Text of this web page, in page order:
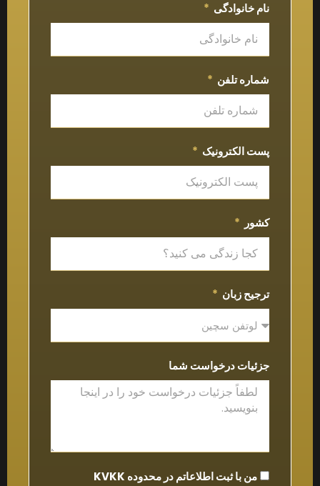
نام خانوادگی
شماره تلفن
پست الکترونیک
کشور
ترجیح زبان
جزئیات درخواست شما
من با ثبت اطلاعاتم در محدوده KVKK